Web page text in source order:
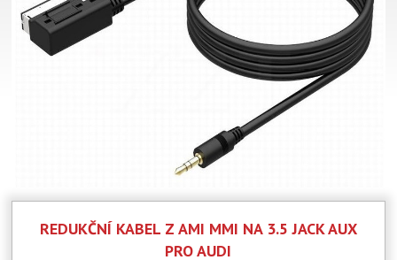
REDUKČNÍ KABEL Z AMI MMI NA 3.5 JACK AUX
PRO AUDI